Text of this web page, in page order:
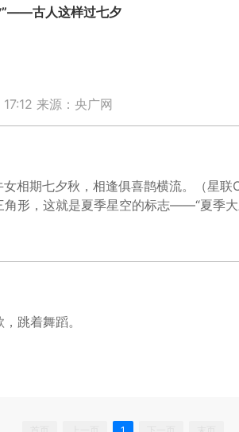
”——古人这样过七夕
来源：央广网
相期七夕秋，相逢俱喜鹊横流。（星
形，这就是夏季星空的标志——“夏季
跳着舞蹈。